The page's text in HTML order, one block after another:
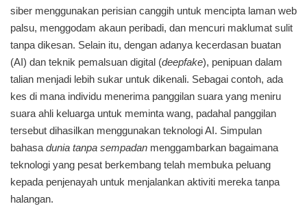
siber menggunakan perisian canggih untuk mencipta laman web
palsu, menggodam akaun peribadi, dan mencuri maklumat sulit
tanpa dikesan. Selain itu, dengan adanya kecerdasan buatan
(AI) dan teknik pemalsuan digital (deepfake), penipuan dalam
talian menjadi lebih sukar untuk dikenali. Sebagai contoh, ada
kes di mana individu menerima panggilan suara yang meniru
suara ahli keluarga untuk meminta wang, padahal panggilan
tersebut dihasilkan menggunakan teknologi AI. Simpulan
bahasa dunia tanpa sempadan menggambarkan bagaimana
teknologi yang pesat berkembang telah membuka peluang
kepada penjenayah untuk menjalankan aktiviti mereka tanpa
halangan.